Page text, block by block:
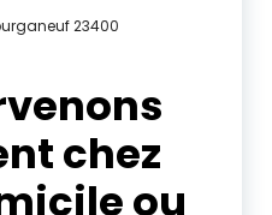
23400
chez
ou